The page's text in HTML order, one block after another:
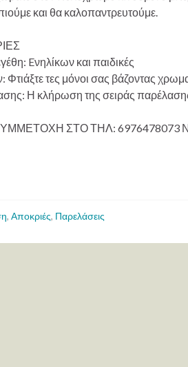
και θα καλοπαντρευτούμε.
Eνηλίκων και παιδικές
Φτιάξτε τες μόνοι σας βάζοντας
Η κλήρωση της σειράς
ΣΤΟ ΤΗΛ: 6976478073
, Αποκριές, Παρελάσεις